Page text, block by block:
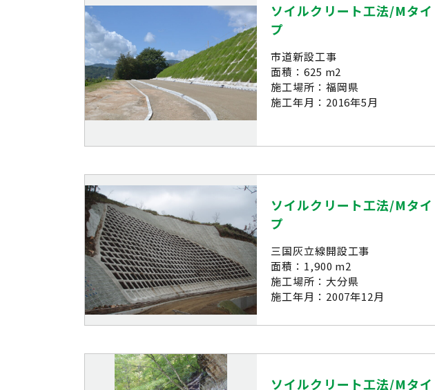
ソイルクリート工法/Mタイ
プ
市道新設工事
面積：625 m2
施工場所：福岡県
施工年月：2016年5月
ソイルクリート工法/Mタイ
プ
三国灰立線開設工事
面積：1,900 m2
施工場所：大分県
施工年月：2007年12月
ソイルクリート工法/Mタイ